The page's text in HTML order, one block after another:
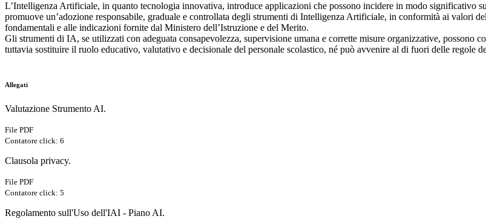
L’Intelligenza Artificiale, in quanto tecnologia innovativa, introduce applicazioni che possono incidere in modo significativo
promuove un’adozione responsabile, graduale e controllata degli strumenti di Intelligenza Artificiale, in conformità ai valori
fondamentali e alle indicazioni fornite dal Ministero dell’Istruzione e del Merito.
Gli strumenti di IA, se utilizzati con adeguata consapevolezza, supervisione umana e corrette misure organizzative,
tuttavia sostituire il ruolo educativo, valutativo e decisionale del personale scolastico, né può avvenire al di fuori delle regole
Allegati
Valutazione Strumento AI.
File PDF
Contatore click: 6
Clausola privacy.
File PDF
Contatore click: 5
Regolamento sull'Uso dell'IAI - Piano AI.